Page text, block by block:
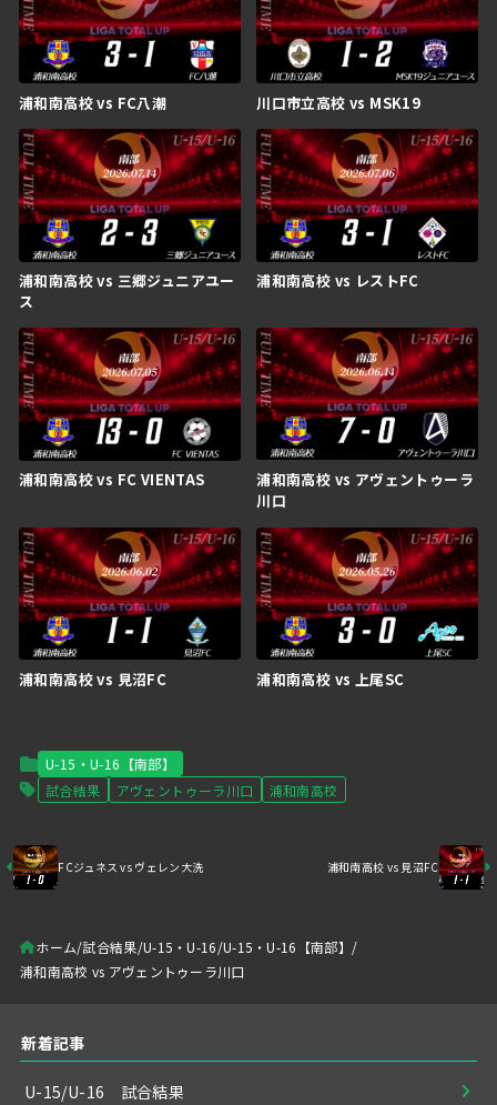
浦和南高校 vs FC八潮 川口市立高校 vs MSK19
浦和南高校 vs 三郷ジュニアユー
ス
浦和南高校 vs レストFC
浦和南高校 vs FC VIENTAS
浦和南高校 vs アヴェントゥーラ
川口
浦和南高校 vs 見沼FC 浦和南高校 vs 上尾SC
U-15・U-16【南部】
試合結果
アヴェントゥーラ川口 浦和南高校
FCジュネス vs ヴェレン大洗 浦和南高校 vs 見沼FC
ホーム 試合結果 U-15・U-16 U-15・U-16【南部】
浦和南高校 vs アヴェントゥーラ川口
新着記事
U-15/U-16 試合結果